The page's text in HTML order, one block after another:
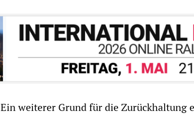
Ein weiterer Grund für die Zurückhaltung